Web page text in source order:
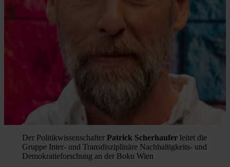
Der Politikwissenschafter Patrick Scherhauferleitet die
Gruppe Inter- und Transdisziplinäre Nachhaltigkeits- und
Demokratieforschung an der Boku Wien